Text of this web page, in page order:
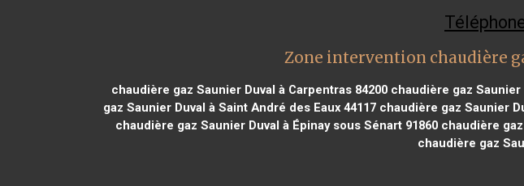
Zone intervention chaudière
chaudière gaz Saunier Duval à Carpentras 84200 chaudière gaz Saunier
gaz Saunier Duval à Saint André des Eaux 44117chaudière gaz Saunier
chaudière gaz Saunier Duval à Épinay sous Sénart 91860 chaudière
chaudière gaz